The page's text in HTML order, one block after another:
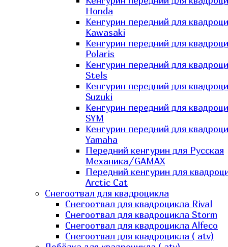
Honda
Кенгурин передний для
Kawasaki
Кенгурин передний для
Polaris
Кенгурин передний для
Stels
Кенгурин передний для
Suzuki
Кенгурин передний для
SYM
Кенгурин передний для
Yamaha
Передний кенгурин для Русская
Механика/GAMAX
Передний кенгурин для
Arctic Cat
Снегоотвал для квадроцикла
Снегоотвал для квадроцикла Rival
Снегоотвал для квадроцикла Storm
Снегоотвал для квадроцикла Alfeco
Снегоотвал для квадроцикла ( atv)